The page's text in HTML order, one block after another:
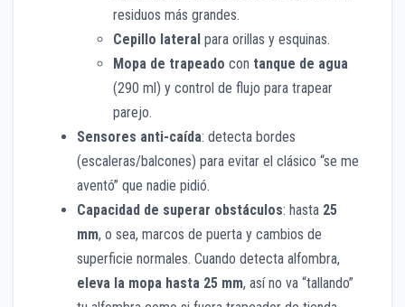
residuos más grandes.
Cepillo lateral para orillas y esquinas.
Mopa de trapeado con tanque de agua
(290 ml) y control de flujo para trapear
parejo.
Sensores anti-caída: detecta bordes
(escaleras/balcones) para evitar el clásico “se me
aventó” que nadie pidió.
Capacidad de superar obstáculos: hasta 25
mm, o sea, marcos de puerta y cambios de
superficie normales. Cuando detecta alfombra,
eleva la mopa hasta 25 mm, así no va “tallando”